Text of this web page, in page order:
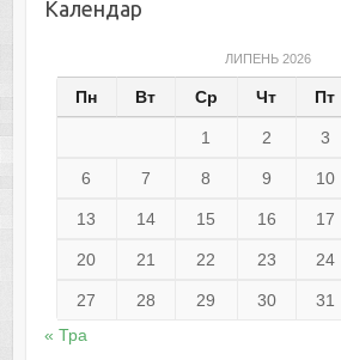
Календар
ЛИПЕНЬ 2026
Пн Вт Ср Чт Пт
1 2 3
6 7 8 9 10
13 14 15 16 17
20 21 22 23 24
27 28 29 30
31
« Тра